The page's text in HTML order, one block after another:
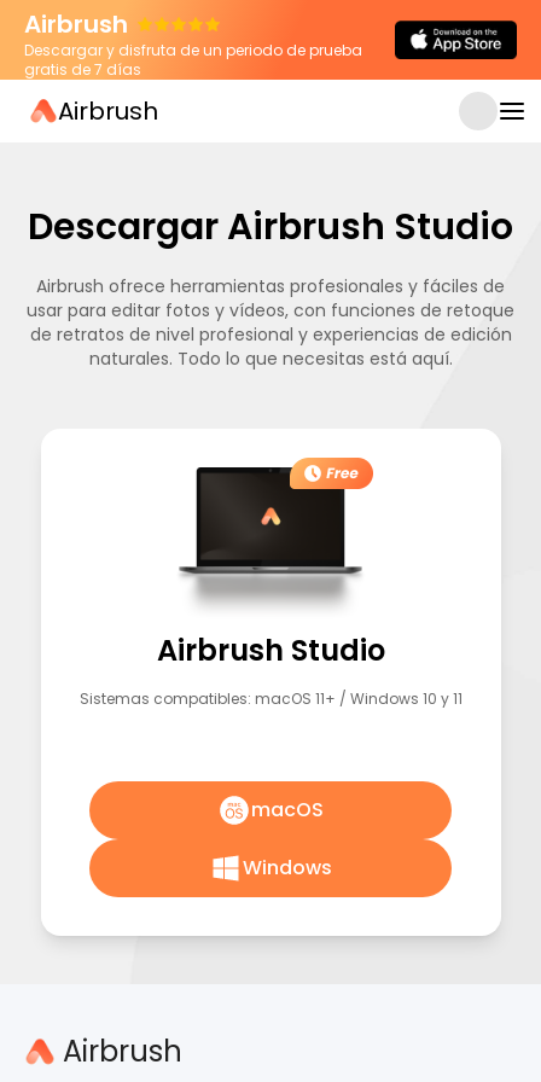
Airbrush
Descargar y disfruta de un periodo de prueba
gratis de 7 días
Airbrush
Descargar Airbrush Studio
Airbrush ofrece herramientas profesionales y fáciles de
usar para editar fotos y vídeos, con funciones de retoque
de retratos de nivel profesional y experiencias de edición
naturales. Todo lo que necesitas está aquí.
Airbrush Studio
Sistemas compatibles: macOS 11+ / Windows 10 y 11
macOS
Windows
Airbrush